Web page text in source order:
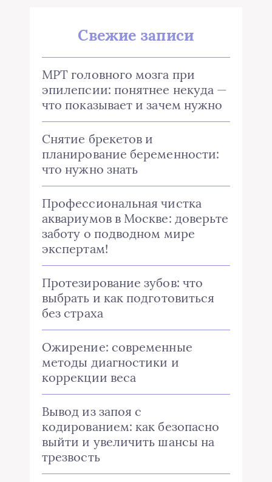
Свежие записи
МРТ головного мозга при
эпилепсии: понятнее некуда —
что показывает и зачем нужно
Снятие брекетов и
планирование беременности:
что нужно знать
Профессиональная чистка
аквариумов в Москве: доверьте
заботу о подводном мире
экспертам!
Протезирование зубов: что
выбрать и как подготовиться
без страха
Ожирение: современные
методы диагностики и
коррекции веса
Вывод из запоя с
кодированием: как безопасно
выйти и увеличить шансы на
трезвость